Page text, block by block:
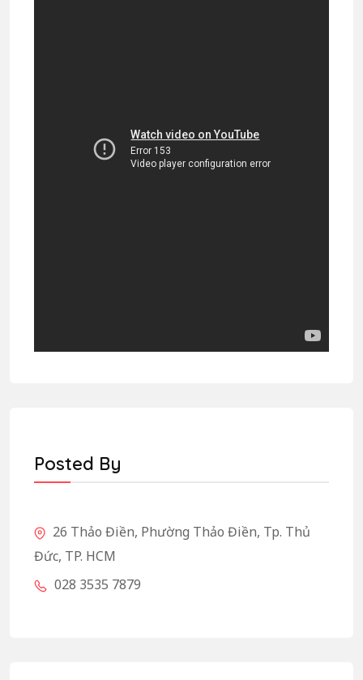
Posted By
26 Thảo Điền, Phường Thảo Điền, Tp. Thủ
Đức, TP. HCM
028 3535 7879